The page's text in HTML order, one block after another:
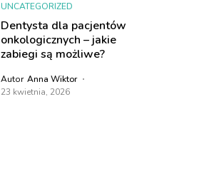
UNCATEGORIZED
Dentysta dla pacjentów
onkologicznych – jakie
zabiegi są możliwe?
Autor Anna Wiktor
23 kwietnia, 2026